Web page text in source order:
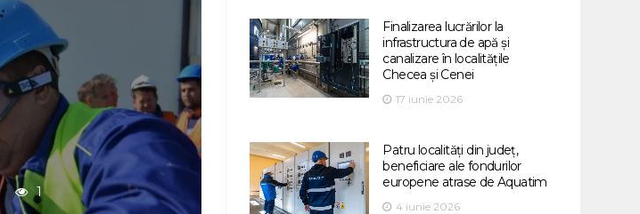
1
Finalizarea lucrărilor la
infrastructura de apă și
canalizare în localitățile
Checea și Cenei
17 iunie 2026
Patru localități din județ,
beneficiare ale fondurilor
europene atrase de Aquatim
4 iunie 2026